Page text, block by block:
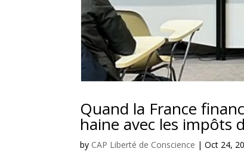
Quand la France
haine avec les impôts
by CAP Liberté de Conscience |Oct 24,